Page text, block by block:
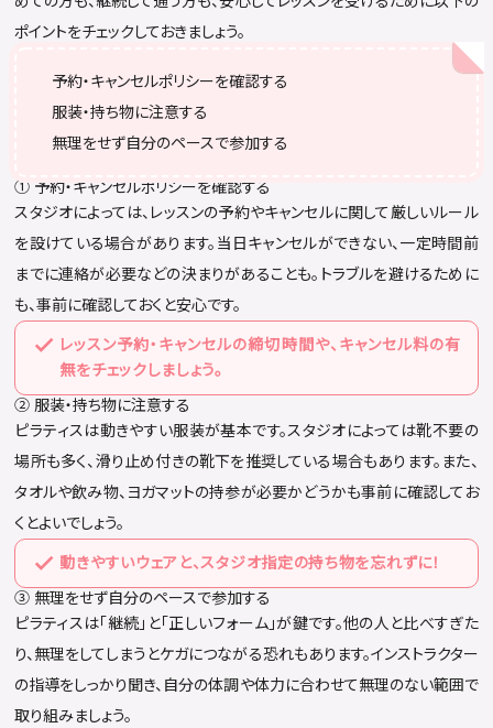
ポイントをチェックしておきましょう。
予約・キャンセルポリシーを確認する
服装・持ち物に注意する
無理をせず自分のペースで参加する
① 予約・キャンセルポリシーを確認する
スタジオによっては、レッスンの予約やキャンセルに関して厳しいルール
を設けている場合があります。当日キャンセルができない、一定時間前
までに連絡が必要などの決まりがあることも。トラブルを避けるために
も、事前に確認しておくと安心です。
レッスン予約・キャンセルの締切時間や、キャンセル料の有
無をチェックしましょう。
② 服装・持ち物に注意する
ピラティスは動きやすい服装が基本です。スタジオによっては靴不要の
場所も多く、滑り止め付きの靴下を推奨している場合もあります。また、
タオルや飲み物、ヨガマットの持参が必要かどうかも事前に確認してお
くとよいでしょう。
動きやすいウェアと、スタジオ指定の持ち物を忘れずに！
③ 無理をせず自分のペースで参加する
ピラティスは「継続」と「正しいフォーム」が鍵です。他の人と比べすぎた
り、無理をしてしまうとケガにつながる恐れもあります。インストラクター
の指導をしっかり聞き、自分の体調や体力に合わせて無理のない範囲で
取り組みましょう。